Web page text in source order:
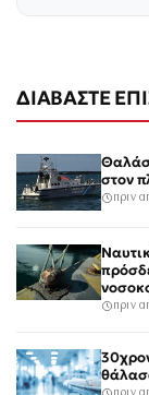
ΔΙΑΒΑΣΤΕ
στον
πριν
πριν